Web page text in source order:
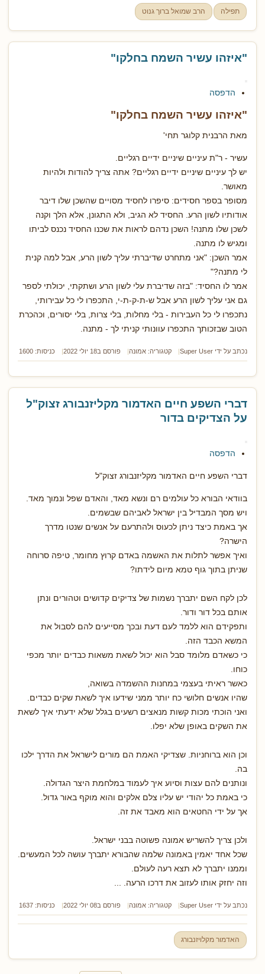
תפילה הרב שמואל ברוך גנוט
"איזהו עשיר השמח בחלקו"
הדפסה
"איזהו עשיר השמח בחלקו"
מאת הרבנית קלוגר תחי'
עשיר - ר"ת עיניים שיניים ידיים רגליים.
יש לך עיניים שיניים ידיים רגליים? אתה צריך להודות ולהיות
מאושר.
מסופר בספר חסידים: סיפרו לחסיד מסויים שהשכן שלו דיבר
אודותיו לשון הרע. החסיד לא הגיב, ולא התגונן, אלא הלך וקנה
לשכן שלו מתנה! השכן נדהם לראות את שכנו החסיד נכנס לביתו
ומגיש לו מתנה.
אמר השכן: "אני מתחרט שדיברתי עליך לשון הרע, אבל למה קנית
לי מתנה?"
אמר לו החסיד: "בזה שדיברת עלי לשון הרע ושתקתי, יכולתי לספר
גם אני עליך לשון הרע אבל ש-ת-ק-ת-י, התכפרו לי כל עבירותי,
נתכפרו לי כל העבירות - בלי מחלות, בלי צרות, בלי יסורים, וכהכרת
הטוב שבזכותך התכפרו עוונותי קניתי לך - מתנה.
נכתב על ידי Super User קטגוריה: אמונה פורסם ב18 יולי 2022 כניסות: 1600
דברי השפע חיים האדמור מקליזנבורג זצוק"ל
על הצדיקים בדור
הדפסה
דברי השפע חיים האדמור מקליזנבורג זצוק"ל
בוודאי הבורא כל עולמים רם ונשא מאד, והאדם שפל ונמוך מאד.
ויש מסך המבדיל בין ישראל לאביהם שבשמים.
אך באמת כיצד ניתן לכעוס ולהתרעם על אנשים שנטו מדרך
הישרה?
ואיך אפשר לתלות את האשמה באדם קרוץ מחומר, טיפה סרוחה
שניתן בתוך גוף טמא מיום לידתו?
לכן לקח השם יתברך נשמות של צדיקים קדושים וטהורים ונתן
אותם בכל דור ודור.
ותפקידם הוא ללמד לעם דעת ובכך מסייעים להם לסבול את
המשא הכבד הזה.
כי כשאדם מלומד סבל הוא יכול לשאת משאות כבדים יותר מכפי
כוחו.
כאשר ראיתי בעצמי במחנות ההשמדה בשואה,
שהיו אנשים חלושי כח יותר ממני שידעו איך לשאת שקים כבדים.
ואני הוכתי מכות קשות מנאצים רשעים בגלל שלא ידעתי איך לשאת
את השקים באופן שלא יפלו.
וכן הוא ברוחניות. שצדיקי האמת הם מורים לישראל את הדרך ילכו
בה.
ונותנים להם עצות וסיוע איך לעמוד במלחמת היצר הגדולה.
כי באמת כל יהודי יש עליו צלם אלקים והוא מוקף באור גדול.
אך על ידי החטאים הוא מאבד את זה.
ולכן צריך להשריש אמונה פשוטה בבני ישראל.
שכל אחד יאמין באמונה שלמה שהבורא יתברך עושה לכל המעשים.
וממנו יתברך לא תצא רעה לעולם.
וזה יחזק אותו לעזוב את דרכו הרעה. ...
נכתב על ידי Super User קטגוריה: אמונה פורסם ב08 יולי 2022 כניסות: 1637
האדמור מקלויזנבורג